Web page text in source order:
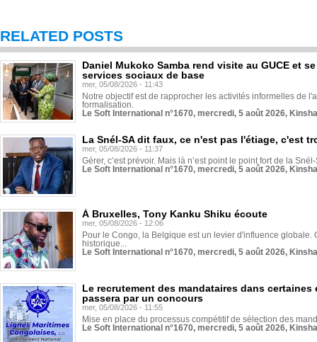
RELATED POSTS
Daniel Mukoko Samba rend visite au GUCE et
services sociaux de base
mer, 05/08/2026 - 11:43
Notre objectif est de rapprocher les activités informelles de
formalisation.
Le Soft International n°1670, mercredi, 5 août 2026,
La Snél-SA dit faux, ce n'est pas l'étiage, c'est
mer, 05/08/2026 - 11:37
Gérer, c’est prévoir. Mais là n’est point le point fort de la
Le Soft International n°1670, mercredi, 5 août 2026,
À Bruxelles, Tony Kanku Shiku écoute
mer, 05/08/2026 - 12:06
Pour le Congo, la Belgique est un levier d'influence globale.
historique...
Le Soft International n°1670, mercredi, 5 août 2026,
Le recrutement des mandataires dans
passera par un concours
mer, 05/08/2026 - 11:55
Mise en place du processus compétitif de sélection des
Le Soft International n°1670, mercredi, 5 août 2026,